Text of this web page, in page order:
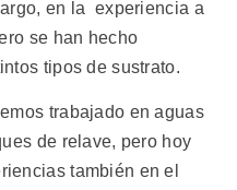
en la experiencia a
se han hecho
tipos de sustrato.
trabajado en aguas
de relave, pero hoy
también en el